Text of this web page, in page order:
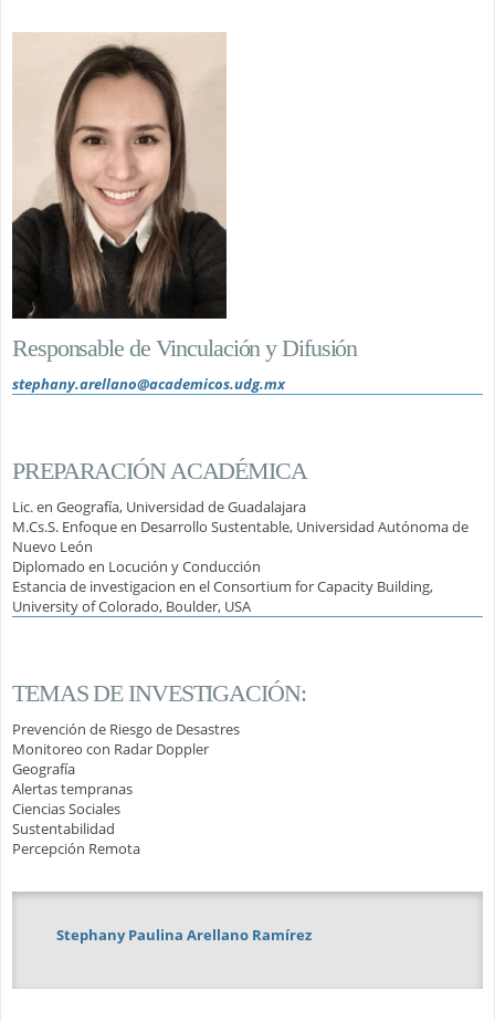
Responsable de Vinculación y Difusión
stephany.arellano@academicos.udg.mx
PREPARACIÓN ACADÉMICA
Lic. en Geografía, Universidad de Guadalajara
M.Cs.S. Enfoque en Desarrollo Sustentable, Universidad Autónoma de
Nuevo León
Diplomado en Locución y Conducción
Estancia de investigacion en el Consortium for Capacity Building,
University of Colorado, Boulder, USA
TEMAS DE INVESTIGACIÓN:
Prevención de Riesgo de Desastres
Monitoreo con Radar Doppler
Geografía
Alertas tempranas
Ciencias Sociales
Sustentabilidad
Percepción Remota
Stephany Paulina Arellano Ramírez